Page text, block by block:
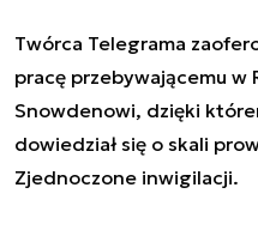
Twórca Telegrama
pracę przebywającemu w
Snowdenowi, dzięki
dowiedział się o skali
Zjednoczone inwigilacji.